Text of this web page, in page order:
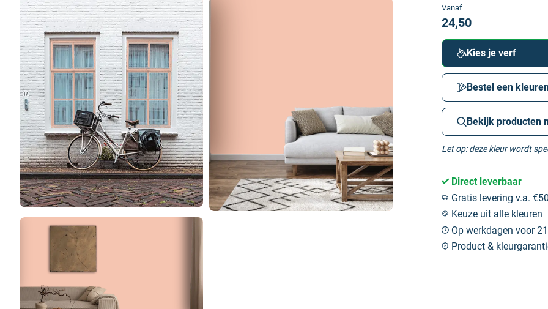
Vanaf
24,50
Kies je verf
Bestel een
Bekijk producten
Let op: deze kleur wordt
Direct leverbaar
Gratis levering v.a.
Keuze uit alle kleuren
Op werkdagen voor
Product &